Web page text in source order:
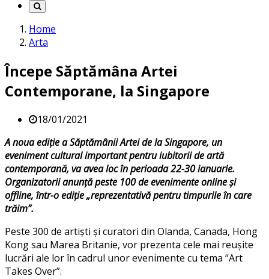
Home
Arta
Începe Săptămâna Artei
Contemporane, la Singapore
18/01/2021
A noua ediție a Săptămânii Artei de la Singapore, un
eveniment cultural important pentru iubitorii de artă
contemporană, va avea loc în perioada 22-30 ianuarie.
Organizatorii anunță peste 100 de evenimente online și
offline, într-o ediție „reprezentativă pentru timpurile în care
trăim”.
Peste 300 de artiști și curatori din Olanda, Canada, Hong
Kong sau Marea Britanie, vor prezenta cele mai reușite
lucrări ale lor în cadrul unor evenimente cu tema “Art
Takes Over”.